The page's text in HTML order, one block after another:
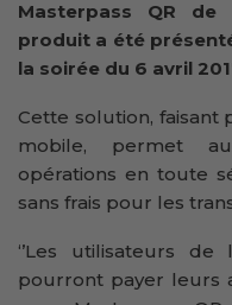
Masterpass QR de
produit a été
la soirée du 6 avril
Cette solution, faisant
mobile, permet
opérations en toute
sans frais pour les
‘’Les utilisateurs de
pourront payer leurs